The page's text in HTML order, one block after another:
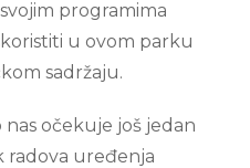
programima
u ovom parku
sadržaju.
očekuje još jedan
radova uređenja